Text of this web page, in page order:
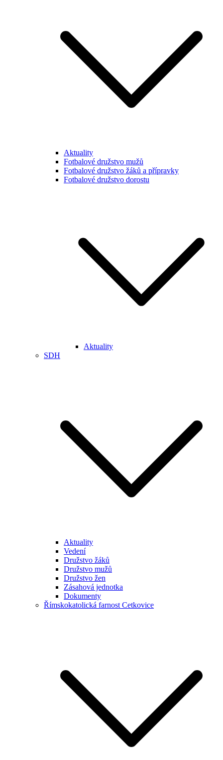
Aktuality
Fotbalové družstvo mužů
Fotbalové družstvo žáků a přípravky
Fotbalové družstvo dorostu
Aktuality
SDH
Aktuality
Vedení
Družstvo žáků
Družstvo mužů
Družstvo žen
Zásahová jednotka
Dokumenty
Římskokatolická farnost Cetkovice